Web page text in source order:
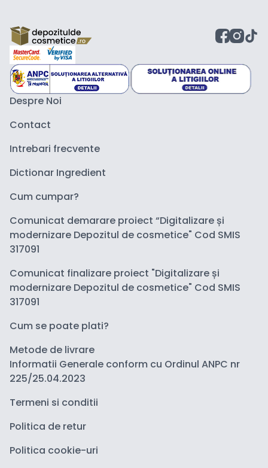
Despre Noi
Contact
Intrebari frecvente
Dictionar Ingredient
Cum cumpar?
Comunicat demarare proiect “Digitalizare și
modernizare Depozitul de cosmetice" Cod SMIS
317091
Comunicat finalizare proiect "Digitalizare și
modernizare Depozitul de cosmetice" Cod SMIS
317091
Cum se poate plati?
Metode de livrare
Informatii Generale conform cu Ordinul ANPC nr
225/25.04.2023
Termeni si conditii
Politica de retur
Politica cookie-uri